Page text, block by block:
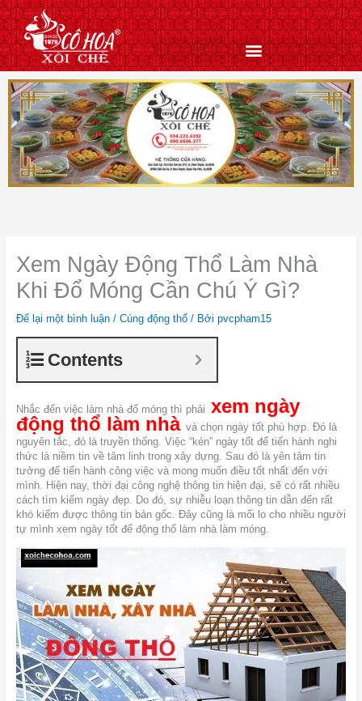
Nhảy
tới
nội
dung
Xem Ngày Động Thổ Làm Nhà
Khi Đổ Móng Cần Chú Ý Gì?
Để lại một bình luận / Cúng động thổ/ Bởi pvcpham15
Contents
Nhắc đến việc làm nhà đổ móng thì phải xem ngày
động thổ làm nhà và chọn ngày tốt phù hợp. Đó là
nguyên tắc, đó là truyền thống. Việc “kén” ngày tốt để tiến hành nghi
thức là niềm tin về tâm linh trong xây dựng. Sau đó là yên tâm tin
tưởng để tiến hành công việc và mong muốn điều tốt nhất đến với
mình. Hiện nay, thời đại công nghệ thông tin hiện đại, sẽ có rất nhiều
cách tìm kiếm ngày đẹp. Do đó, sự nhiễu loạn thông tin dẫn đến rất
khó kiếm được thông tin bản gốc. Đây cũng là mối lo cho nhiều người
tự mình xem ngày tốt để động thổ làm nhà làm móng.